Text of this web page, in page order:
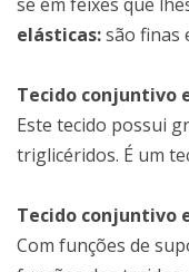
elásticas:são finas
Tecido conjuntivo
Este tecido possui
triglicéridos. É um
Tecido conjuntivo
Com funções de